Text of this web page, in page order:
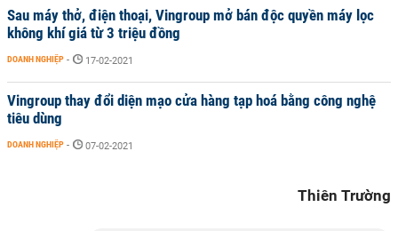
Sau máy thở, điện thoại, Vingroup mở bán độc quyền máy lọc
không khí giá từ 3 triệu đồng
DOANH NGHIỆP - 17-02-2021
Vingroup thay đổi diện mạo cửa hàng tạp hoá bằng công nghệ
tiêu dùng
DOANH NGHIỆP - 07-02-2021
Thiên Trường